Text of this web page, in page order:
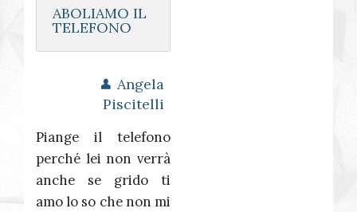
ABOLIAMO IL
TELEFONO
Angela
Piscitelli
Piange il telefono
perché lei non verrà
anche se grido ti
amo lo so che non mi